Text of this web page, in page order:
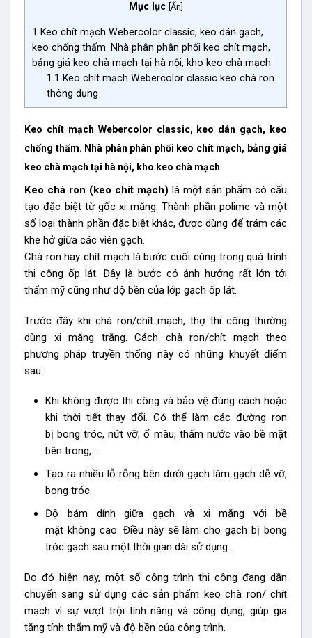
Mục lục Ẩn
1 Keo chít mạch Webercolor classic, keo dán gạch,
keo chống thấm. Nhà phân phân phối keo chít mạch,
bảng giá keo chà mạch tại hà nội, kho keo chà mạch
1.1 Keo chít mạch Webercolor classic keo chà ron
thông dụng
Keo chít mạch Webercolor classic, keo dán gạch, keo
chống thấm. Nhà phân phân phối keo chít mạch, bảng giá
keo chà mạch tại hà nội, kho keo chà mạch
Keo chà ron (keo chít mạch) là một sản phẩm có cấu
tạo đặc biệt từ gốc xi măng. Thành phần polime và một
số loại thành phần đặc biệt khác, được dùng để trám các
khe hở giữa các viên gạch.
Chà ron hay chít mạch là bước cuối cùng trong quá trình
thi công ốp lát. Đây là bước có ảnh hưởng rất lớn tới
thẩm mỹ cũng như độ bền của lớp gạch ốp lát.
Trước đây khi chà ron/chít mạch, thợ thi công thường
dùng xi măng trắng. Cách chà ron/chít mạch theo
phương pháp truyền thống này có những khuyết điểm
sau:
Khi không được thi công và bảo vệ đúng cách hoặc
khi thời tiết thay đổi. Có thể làm các đường ron
bị bong tróc, nứt vỡ, ố màu, thấm nước vào bề mặt
bên trong,…
Tạo ra nhiều lỗ rỗng bên dưới gạch làm gạch dễ vỡ,
bong tróc.
Độ bám dính giữa gạch và xi măng với bề
mặt không cao. Điều này sẽ làm cho gạch bị bong
tróc gạch sau một thời gian dài sử dụng.
Do đó hiện nay, một số công trình thi công đang dần
chuyển sang sử dụng các sản phẩm keo chà ron/ chít
mạch vì sự vượt trội tính năng và công dụng, giúp gia
tăng tính thẩm mỹ và độ bền của công trình.